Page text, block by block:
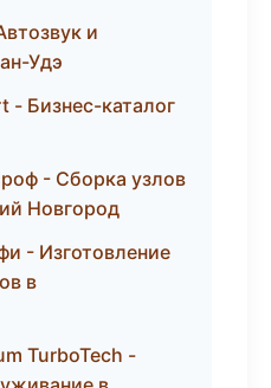
и
Удэ
- Бизнес-каталог
- Сборка узлов
Новгород
- Изготовление
в
TurboTech -